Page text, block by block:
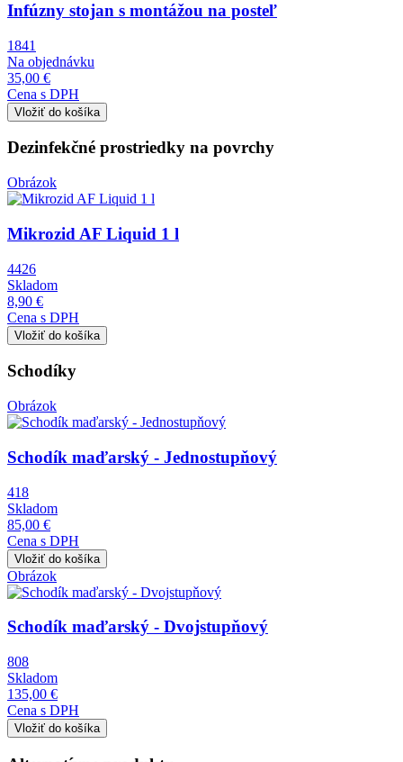
Infúzny stojan s montážou na posteľ
1841
Na objednávku
35,00 €
Cena s DPH
Dezinfekčné prostriedky na povrchy
Obrázok
Mikrozid AF Liquid 1 l
4426
Skladom
8,90 €
Cena s DPH
Schodíky
Obrázok
Schodík maďarský - Jednostupňový
418
Skladom
85,00 €
Cena s DPH
Obrázok
Schodík maďarský - Dvojstupňový
808
Skladom
135,00 €
Cena s DPH